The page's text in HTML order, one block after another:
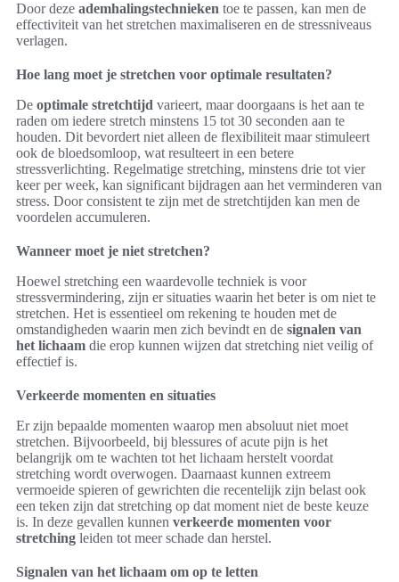
Door deze ademhalingstechnieken toe te passen, kan men de
effectiviteit van het stretchen maximaliseren en de stressniveaus
verlagen.
Hoe lang moet je stretchen voor optimale resultaten?
De optimale stretchtijd varieert, maar doorgaans is het aan te
raden om iedere stretch minstens 15 tot 30 seconden aan te
houden. Dit bevordert niet alleen de flexibiliteit maar stimuleert
ook de bloedsomloop, wat resulteert in een betere
stressverlichting. Regelmatige stretching, minstens drie tot vier
keer per week, kan significant bijdragen aan het verminderen van
stress. Door consistent te zijn met de stretchtijden kan men de
voordelen accumuleren.
Wanneer moet je niet stretchen?
Hoewel stretching een waardevolle techniek is voor
stressvermindering, zijn er situaties waarin het beter is om niet te
stretchen. Het is essentieel om rekening te houden met de
omstandigheden waarin men zich bevindt en de signalen van
het lichaam die erop kunnen wijzen dat stretching niet veilig of
effectief is.
Verkeerde momenten en situaties
Er zijn bepaalde momenten waarop men absoluut niet moet
stretchen. Bijvoorbeeld, bij blessures of acute pijn is het
belangrijk om te wachten tot het lichaam herstelt voordat
stretching wordt overwogen. Daarnaast kunnen extreem
vermoeide spieren of gewrichten die recentelijk zijn belast ook
een teken zijn dat stretching op dat moment niet de beste keuze
is. In deze gevallen kunnen verkeerde momenten voor
stretching leiden tot meer schade dan herstel.
Signalen van het lichaam om op te letten